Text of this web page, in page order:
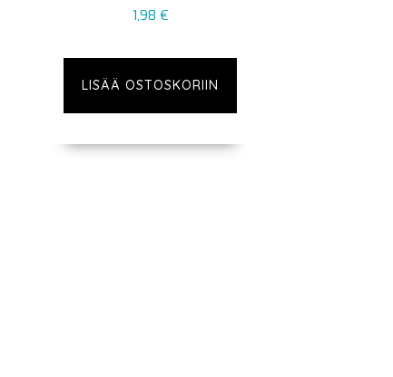
1,98 €
LISÄÄ OSTOSKORIIN